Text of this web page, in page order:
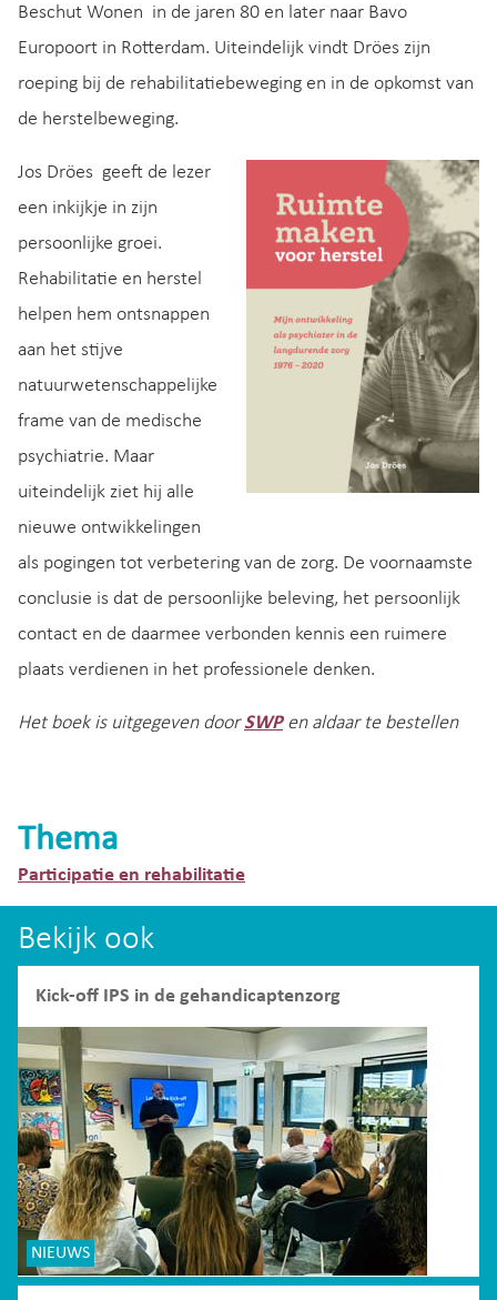
Beschut Wonen in de jaren 80 en later naar Bavo
Europoort in Rotterdam. Uiteindelijk vindt Dröes zijn
roeping bij de rehabilitatiebeweging en in de opkomst van
de herstelbeweging.
Jos Dröes geeft de lezer
een inkijkje in zijn
persoonlijke groei.
Rehabilitatie en herstel
helpen hem ontsnappen
aan het stijve
natuurwetenschappelijke
frame van de medische
psychiatrie. Maar
uiteindelijk ziet hij alle
nieuwe ontwikkelingen
als pogingen tot verbetering van de zorg. De voornaamste
conclusie is dat de persoonlijke beleving, het persoonlijk
contact en de daarmee verbonden kennis een ruimere
plaats verdienen in het professionele denken.
Het boek is uitgegeven doorSWPen aldaar te bestellen
Thema
Participatie en rehabilitatie
Bekijk ook
Kick-off IPS in de gehandicaptenzorg
NIEUWS